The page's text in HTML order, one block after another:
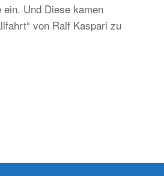
Und Diese kamen
von Ralf Kaspari zu